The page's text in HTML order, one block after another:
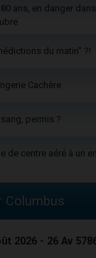
80 ans, en danger
du matin" ?!
Cachère
permis ?
de centre aéré à un
Columbus
2026 - 26 Av